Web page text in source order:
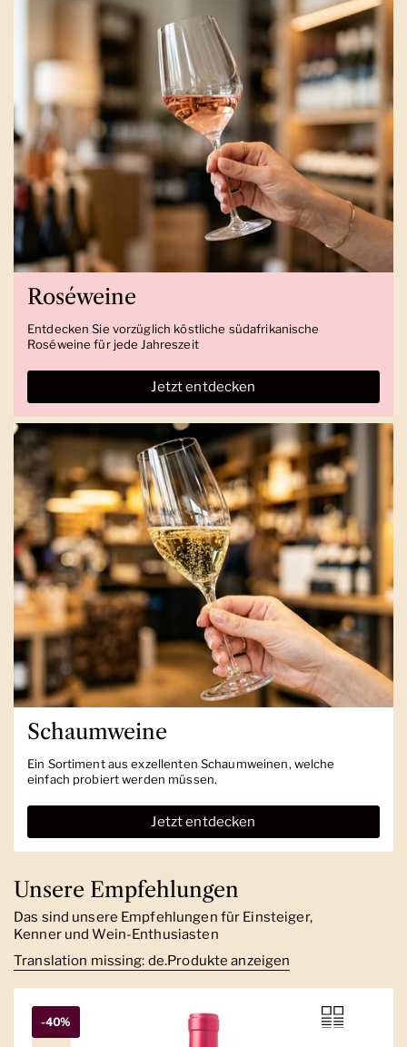
Roséweine
Entdecken Sie vorzüglich köstliche südafrikanische
Roséweine für jede Jahreszeit
Jetzt entdecken
Schaumweine
Ein Sortiment aus exzellenten Schaumweinen, welche
einfach probiert werden müssen.
Jetzt entdecken
Unsere Empfehlungen
Das sind unsere Empfehlungen für Einsteiger,
Kenner und Wein-Enthusiasten
Translation missing: de.Produkte anzeigen
-40%